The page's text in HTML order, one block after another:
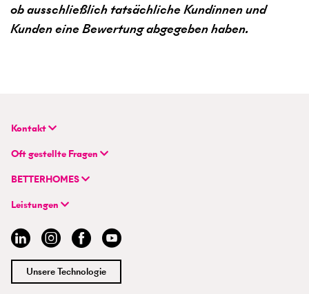
ob ausschließlich tatsächliche Kundinnen und
Kunden eine Bewertung abgegeben haben.
Kontakt
BETTERHOMES Deutschland GmbH
Hauptsitz
Flughafenstraße 59
info@betterhomes.de
Oft gestellte Fragen
FAQ | Immobilie verkaufen/vermieten
FAQ | Einstieg für Profimakler/-innen
BETTERHOMES
Unternehmen
Hybrides Maklermodell
BETTERHOMES-Erfahrungen
Management
Jobs
Standort
Presse
Leistungen
Immobilie suchen
Immobilie verkaufen/vermieten
Immobilienmakler/-in werden
Unsere Technologie